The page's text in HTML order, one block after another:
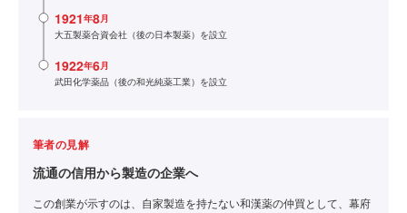
1921年8月
大五製薬合資会社（後の日本製薬）を設立
1922年6月
武田化学薬品（後の和光純薬工業）を設立
筆者の見解
流通の信用から製造の企業へ
この創業が示すのは、自家製造を持たない和漢薬の仲買として、幕府